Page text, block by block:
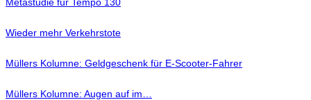
Wieder mehr Verkehrstote
Müllers Kolumne: Geldgeschenk für E-Scooter-Fahrer
Müllers Kolumne: Augen auf im…